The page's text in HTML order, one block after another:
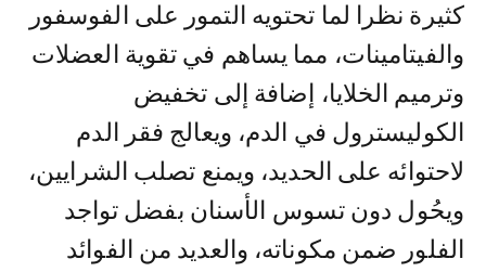
كثيرة نظرا لما تحتويه التمور على الفوسفور
والفيتامينات، مما يساهم في تقوية العضلات
وترميم الخلايا، إضافة إلى تخفيض
الكوليسترول في الدم، ويعالج فقر الدم
لاحتوائه على الحديد، ويمنع تصلب الشرايين،
ويحُول دون تسوس الأسنان بفضل تواجد
الفلور ضمن مكوناته، والعديد من الفوائد